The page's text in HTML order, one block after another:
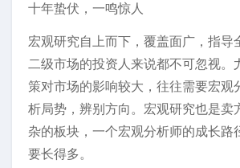
十年蛰伏，一鸣惊人
宏观研究自上而下，覆盖面广，指导
二级市场的投资人来说都不可忽视。
策对市场的影响较大，往往需要宏观
析局势，辨别方向。宏观研究也是卖
杂的板块，一个宏观分析师的成长路
要长得多。